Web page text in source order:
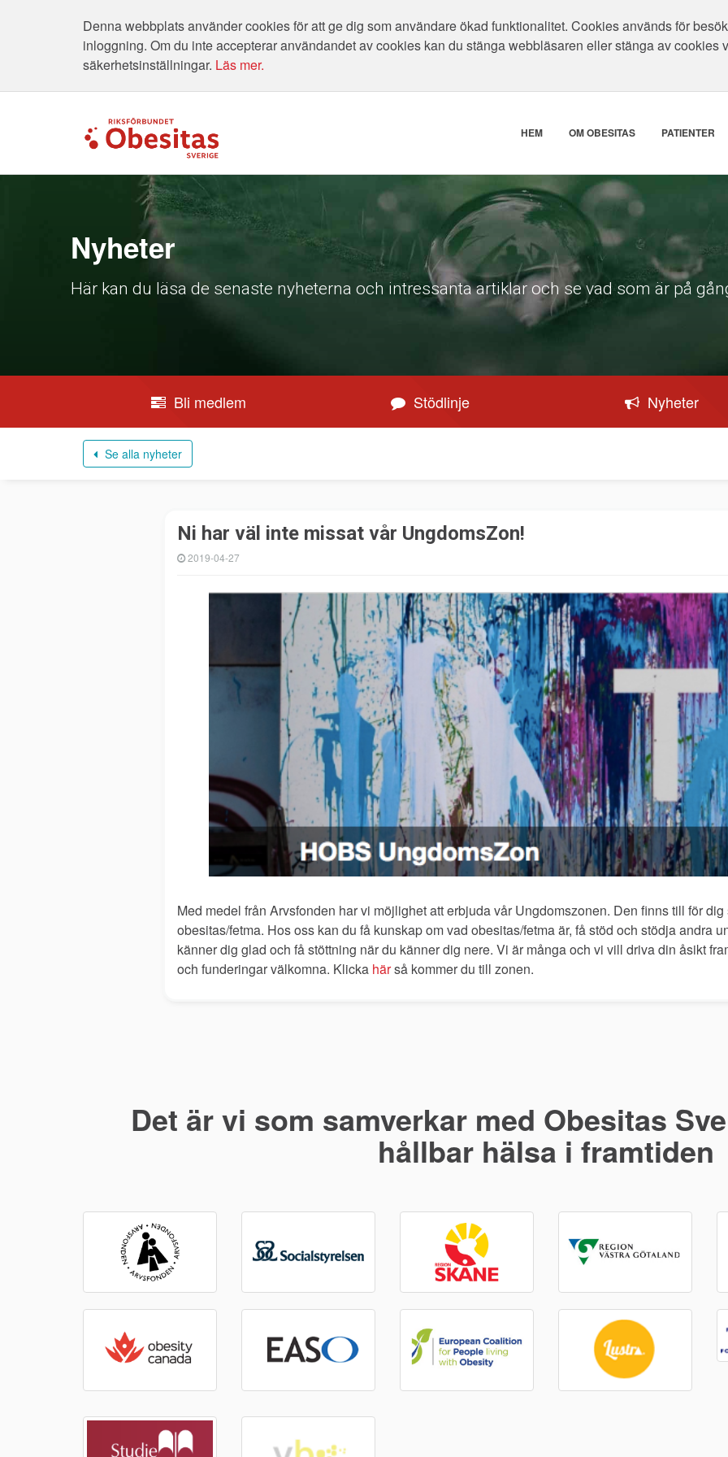
Denna webbplats använder cookies för att ge dig som användare ökad funktionalitet. Cookies används för
inloggning. Om du inte accepterar användandet av cookies kan du stänga webbläsaren eller stänga av cookies
säkerhetsinställningar. Läs mer.
HEM OM OBESITAS PATIENTER
Nyheter
Här kan du läsa de senaste nyheterna och intressanta artiklar och se vad som är på
Bli medlem Stödlinje Nyheter
Se alla nyheter
Ni har väl inte missat vår UngdomsZon!
2019-04-27
Med medel från Arvsfonden har vi möjlighet att erbjuda vår Ungdomszonen. Den finns till för
obesitas/fetma. Hos oss kan du få kunskap om vad obesitas/fetma är, få stöd och stödja andra
känner dig glad och få stöttning när du känner dig nere. Vi är många och vi vill driva din åsikt
och funderingar välkomna. Klicka härså kommer du till zonen.
Det är vi som samverkar med Obesitas
hållbar hälsa i framtiden